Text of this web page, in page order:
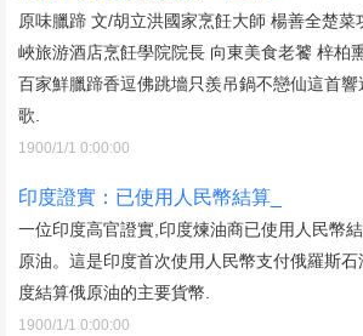
原味臘蹄 文/胡立洪國家烹飪大師 楊善全楚菜
峽旅游酒店烹飪學院院長 向東美食老饕 梓柏
百家鮮臘蹄香逗佛跳墻只羨吊鍋不戀仙這首
歌.
1900/1/1 0:00:00
印度證實：已使用人民幣結算_
一位印度高官證實,印度煉油商已使用人民幣
原油。這是印度首次使用人民幣支付俄羅斯
度結算俄原油的主要貨幣.
1900/1/1 0:00:00